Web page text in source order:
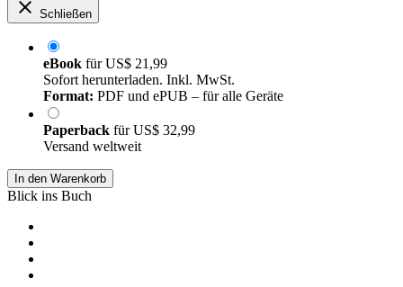
Schließen
eBook fürUS$ 21,99
Sofort herunterladen. Inkl. MwSt.
Format: PDF und ePUB – für alle Geräte
Paperback fürUS$ 32,99
Versand weltweit
In den Warenkorb
Blick ins Buch